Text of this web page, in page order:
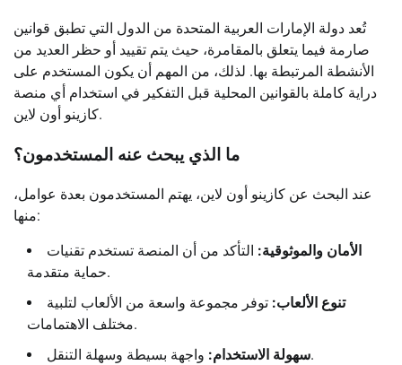
تُعد دولة الإمارات العربية المتحدة من الدول التي تطبق قوانين
صارمة فيما يتعلق بالمقامرة، حيث يتم تقييد أو حظر العديد من
الأنشطة المرتبطة بها. لذلك، من المهم أن يكون المستخدم على
دراية كاملة بالقوانين المحلية قبل التفكير في استخدام أي منصة
كازينو أون لاين.
ما الذي يبحث عنه المستخدمون؟
عند البحث عن كازينو أون لاين، يهتم المستخدمون بعدة عوامل،
منها:
الأمان والموثوقية: التأكد من أن المنصة تستخدم تقنيات
حماية متقدمة.
تنوع الألعاب: توفر مجموعة واسعة من الألعاب لتلبية
مختلف الاهتمامات.
سهولة الاستخدام:واجهة بسيطة وسهلة التنقل.